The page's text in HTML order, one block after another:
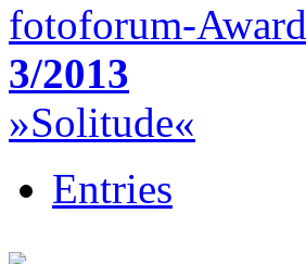
fotoforum-Award
3/2013
»Solitude«
Entries